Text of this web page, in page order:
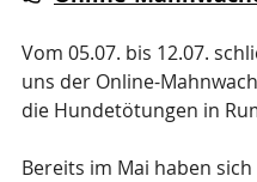
Vom 05.07. bis 12.07.
uns der Online-
die Hundetötungen in
Bereits im Mai haben